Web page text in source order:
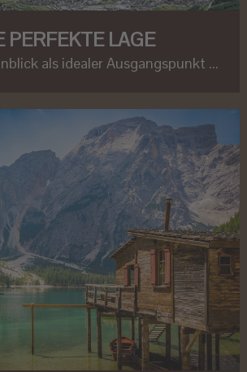
PERFEKTE LAGE
als idealer Ausgangspunkt ...